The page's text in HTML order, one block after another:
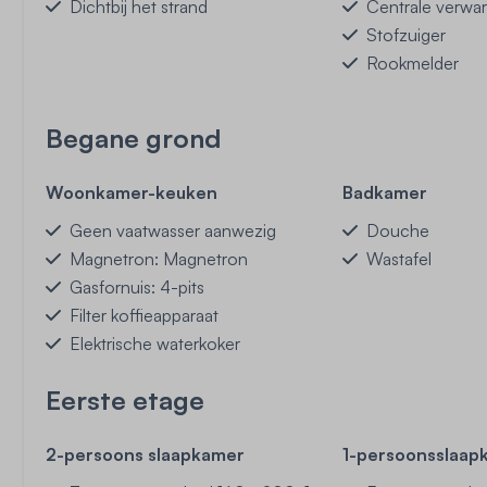
Dichtbij het strand
Centrale
Stofzuiger
Rookmelder
Begane grond
Woonkamer-keuken
Geen vaatwasser aanwezig
Magnetron: Magnetron
Gasfornuis: 4-pits
Filter koffieapparaat
Elektrische waterkoker
Badkamer
Douche
Wastafel
Eerste etage
2-persoons slaapkamer
1-